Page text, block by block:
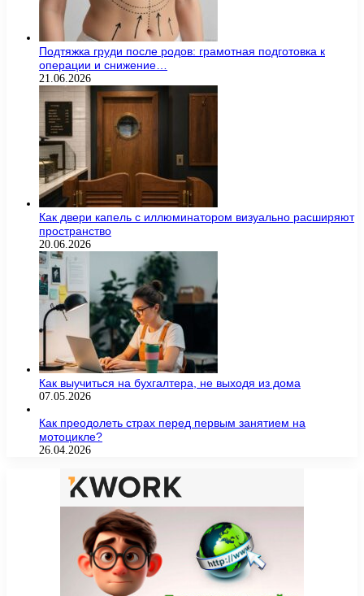
Подтяжка груди после родов: грамотная подготовка к
операции и снижение…
21.06.2026
Как двери капель с иллюминатором визуально расширяют
пространство
20.06.2026
Как выучиться на бухгалтера, не выходя из дома
07.05.2026
Как преодолеть страх перед первым занятием на
мотоцикле?
26.04.2026